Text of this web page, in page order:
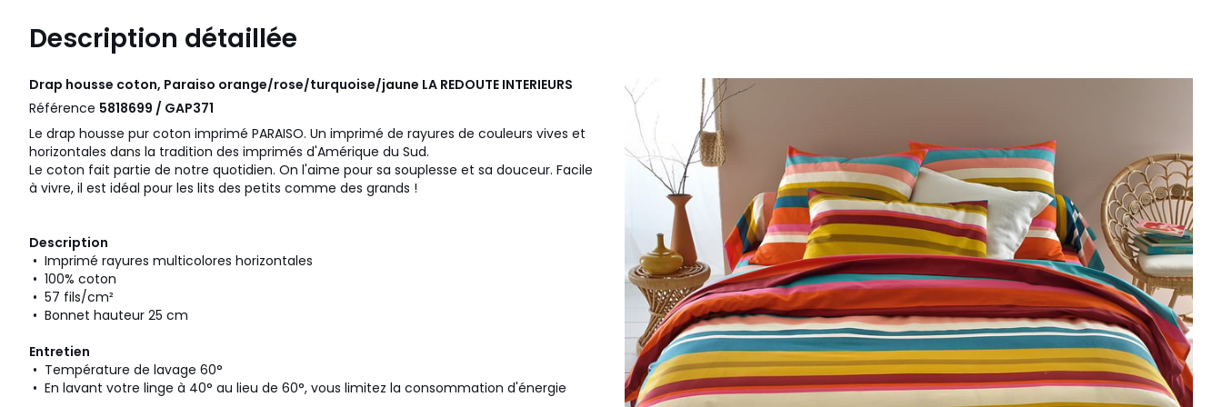
Description détaillée
Drap housse coton, Paraiso orange/rose/turquoise/jaune LA REDOUTE INTERIEURS
Référence 5818699 / GAP371
Le drap housse pur coton imprimé PARAISO. Un imprimé de rayures de couleurs vives et
horizontales dans la tradition des imprimés d'Amérique du Sud.
Le coton fait partie de notre quotidien. On l'aime pour sa souplesse et sa douceur. Facile
à vivre, il est idéal pour les lits des petits comme des grands !
Description
• Imprimé rayures multicolores horizontales
• 100% coton
• 57 fils/cm²
• Bonnet hauteur 25 cm
Entretien
• Température de lavage 60°
• En lavant votre linge à 40° au lieu de 60°, vous limitez la consommation d'énergie